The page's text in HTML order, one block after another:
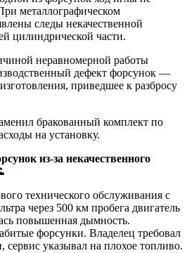
металлографическом
следы некачественной
цилиндрической части.
неравномерной работы
дефект форсунок —
приведшее к разбросу
бракованный комплект по
на установку.
из-за некачественного
технического обслуживания с
через 500 км пробега двигатель
повышенная дымность.
форсунки. Владелец требовал
сервис указывал на плохое топливо.